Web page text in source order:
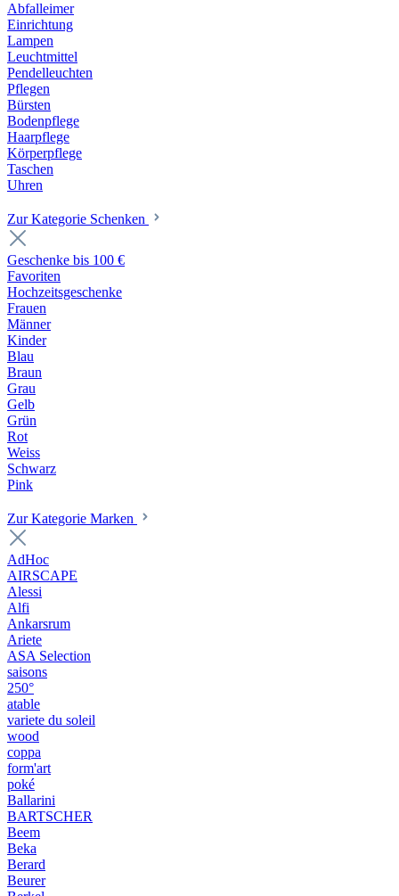
Abfalleimer
Einrichtung
Lampen
Leuchtmittel
Pendelleuchten
Pflegen
Bürsten
Bodenpflege
Haarpflege
Körperpflege
Taschen
Uhren
Zur Kategorie Schenken
Geschenke bis 100 €
Favoriten
Hochzeitsgeschenke
Frauen
Männer
Kinder
Blau
Braun
Grau
Gelb
Grün
Rot
Weiss
Schwarz
Pink
Zur Kategorie Marken
AdHoc
AIRSCAPE
Alessi
Alfi
Ankarsrum
Ariete
ASA Selection
saisons
250°
atable
variete du soleil
wood
coppa
form'art
poké
Ballarini
BARTSCHER
Beem
Beka
Berard
Beurer